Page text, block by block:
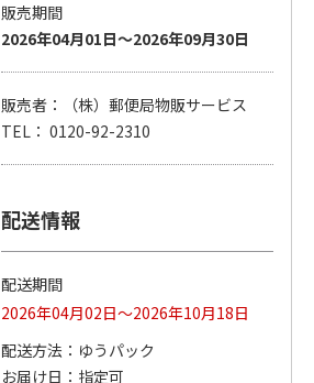
〈ソロソロ〉パーフ
２本
4.8 （12）
〈ソロソロ〉アクア
販売期間
2026年04月01日～2026年09月30日
販売者：（株）郵便局物販サービス
TEL： 0120-92-2310
配送情報
配送期間
2026年04月02日～2026年10月18日
配送方法
ゆうパック
お届け日
指定可